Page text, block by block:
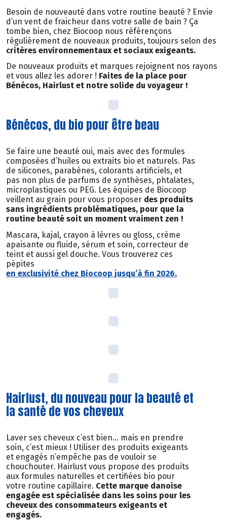
Besoin de nouveauté dans votre routine beauté ? Envie
d’un vent de fraicheur dans votre salle de bain ? Ça
tombe bien, chez Biocoop nous référençons
régulièrement de nouveaux produits, toujours selon des
critères environnementaux et sociaux exigeants.
De nouveaux produits et marques rejoignent nos rayons
et vous allez les adorer ! Faites de la place pour
Bénécos, Hairlust et notre solide du voyageur !
Bénécos, du bio pour être beau
Se faire une beauté oui, mais avec des formules
composées d’huiles ou extraits bio et naturels. Pas
de silicones, parabènes, colorants artificiels, et
pas non plus de parfums de synthèses, phtalates,
microplastiques ou PEG. Les équipes de Biocoop
veillent au grain pour vous proposer des produits
sans ingrédients problématiques, pour que la
routine beauté soit un moment vraiment zen !
Mascara, kajal, crayon à lèvres ou gloss, crème
apaisante ou fluide, sérum et soin, correcteur de
teint et aussi gel douche. Vous trouverez ces
pépites
en exclusivité chez Biocoop jusqu’à fin 2026.
Hairlust, du nouveau pour la beauté et
la santé de vos cheveux
Laver ses cheveux c’est bien… mais en prendre
soin, c’est mieux ! Utiliser des produits exigeants
et engagés n’empêche pas de vouloir se
chouchouter. Hairlust vous propose des produits
aux formules naturelles et certifiées bio pour
votre routine capillaire. Cette marque danoise
engagée est spécialisée dans les soins pour les
cheveux des consommateurs exigeants et
engagés.